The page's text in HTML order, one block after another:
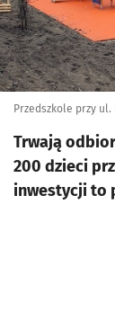
Przedszkole przy
Trwają
200 dzieci
inwestycji to